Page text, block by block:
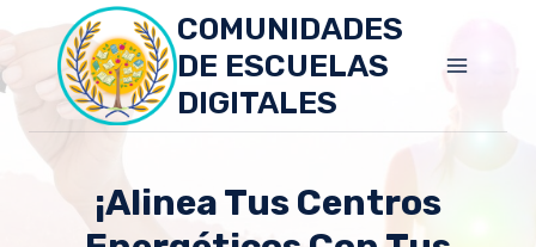
content
COMUNIDADES
DE ESCUELAS
DIGITALES
¡Alinea Tus Centros